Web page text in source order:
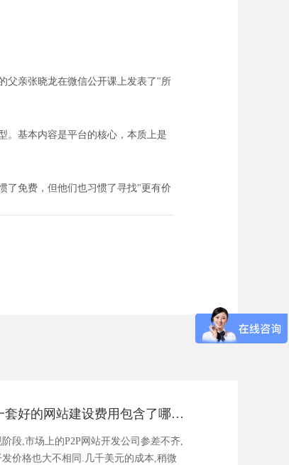
父亲张晓龙在微信公开课上发表了"所
。基本内容是平台的核心，本质上是
了免费，但他们也习惯了寻找"更有价
一套好的网站建设费用包含了哪些部分
阶段,市场上的P2P网站开发公司参差不齐,
发价格也大不相同.几千美元的成本,稍微